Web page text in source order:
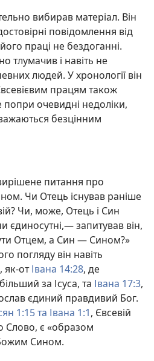
вибирав матеріал. Він
повідомлення від
праці не бездоганні.
тлумачив і навіть не
людей. У хронології він
працям також
попри очевидні недоліки,
безцінним
питання про
Чи Отець існував раніше
Чи, може, Отець і Син
єдиносутні,— запитував він,
Отцем, а Син — Сином?»
погляду він навіть
як-отІвана 14:28, де
за Ісуса, та Івана 17:3,
єдиний правдивий Бог.
1:15 та Івана 1:1, Євсевій
Слово, є «образом
Сином.